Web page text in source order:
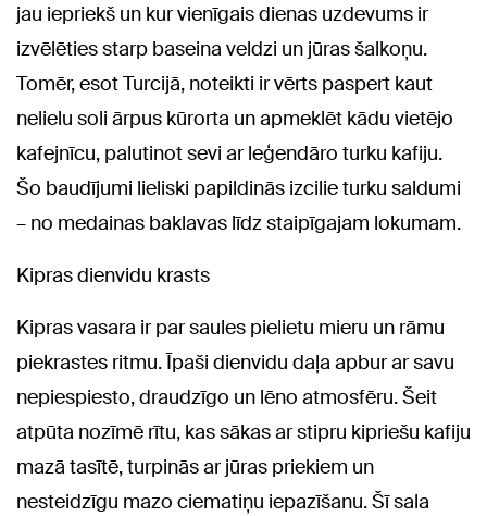
jau iepriekš un kur vienīgais dienas uzdevums ir
izvēlēties starp baseina veldzi un jūras šalkoņu.
Tomēr, esot Turcijā, noteikti ir vērts paspert kaut
nelielu soli ārpus kūrorta un apmeklēt kādu vietējo
kafejnīcu, palutinot sevi ar leģendāro turku kafiju.
Šo baudījumi lieliski papildinās izcilie turku saldumi
– no medainas baklavas līdz staipīgajam lokumam.
Kipras dienvidu krasts
Kipras vasara ir par saules pielietu mieru un rāmu
piekrastes ritmu. Īpaši dienvidu daļa apbur ar savu
nepiespiesto, draudzīgo un lēno atmosfēru. Šeit
atpūta nozīmē rītu, kas sākas ar stipru kipriešu kafiju
mazā tasītē, turpinās ar jūras priekiem un
nesteidzīgu mazo ciematiņu iepazīšanu. Šī sala